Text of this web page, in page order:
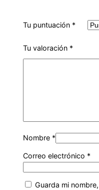
Tu puntuación *
Tu valoración *
Nombre *
Correo electrónico *
Guarda mi